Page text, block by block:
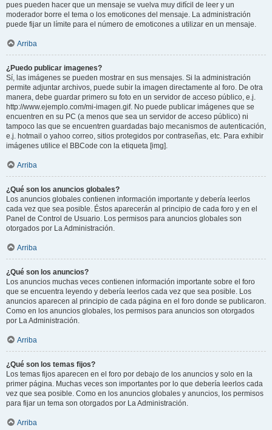
pues pueden hacer que un mensaje se vuelva muy difícil de leer y un
moderador borre el tema o los emoticones del mensaje. La administración
puede fijar un límite para el número de emoticones a utilizar en un mensaje.
Arriba
¿Puedo publicar imagenes?
Sí, las imágenes se pueden mostrar en sus mensajes. Si la administración
permite adjuntar archivos, puede subir la imagen directamente al foro. De otra
manera, debe guardar primero su foto en un servidor de acceso público, e.j.
http://www.ejemplo.com/mi-imagen.gif. No puede publicar imágenes que se
encuentren en su PC (a menos que sea un servidor de acceso público) ni
tampoco las que se encuentren guardadas bajo mecanismos de autenticación,
e.j. hotmail o yahoo correo, sitios protegidos por contraseñas, etc. Para exhibir
imágenes utilice el BBCode con la etiqueta [img].
Arriba
¿Qué son los anuncios globales?
Los anuncios globales contienen información importante y debería leerlos
cada vez que sea posible. Éstos aparecerán al principio de cada foro y en el
Panel de Control de Usuario. Los permisos para anuncios globales son
otorgados por La Administración.
Arriba
¿Qué son los anuncios?
Los anuncios muchas veces contienen información importante sobre el foro
que se encuentra leyendo y debería leerlos cada vez que sea posible. Los
anuncios aparecen al principio de cada página en el foro donde se publicaron.
Como en los anuncios globales, los permisos para anuncios son otorgados
por La Administración.
Arriba
¿Qué son los temas fijos?
Los temas fijos aparecen en el foro por debajo de los anuncios y solo en la
primer página. Muchas veces son importantes por lo que debería leerlos cada
vez que sea posible. Como en los anuncios globales y anuncios, los permisos
para fijar un tema son otorgados por La Administración.
Arriba